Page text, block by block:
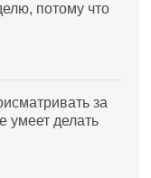
потому что
за
умеет делать